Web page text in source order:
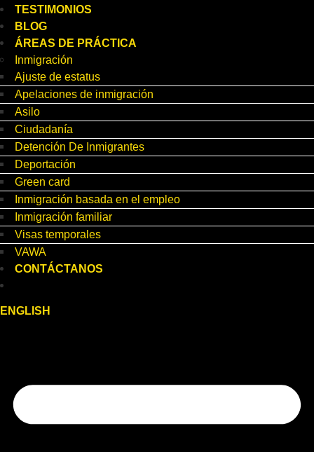
TESTIMONIOS
BLOG
ÁREAS DE PRÁCTICA
Inmigración
Ajuste de estatus
Apelaciones de inmigración
Asilo
Ciudadanía
Detención De Inmigrantes
Deportación
Green card
Inmigración basada en el empleo
Inmigración familiar
Visas temporales
VAWA
CONTÁCTANOS
ENGLISH